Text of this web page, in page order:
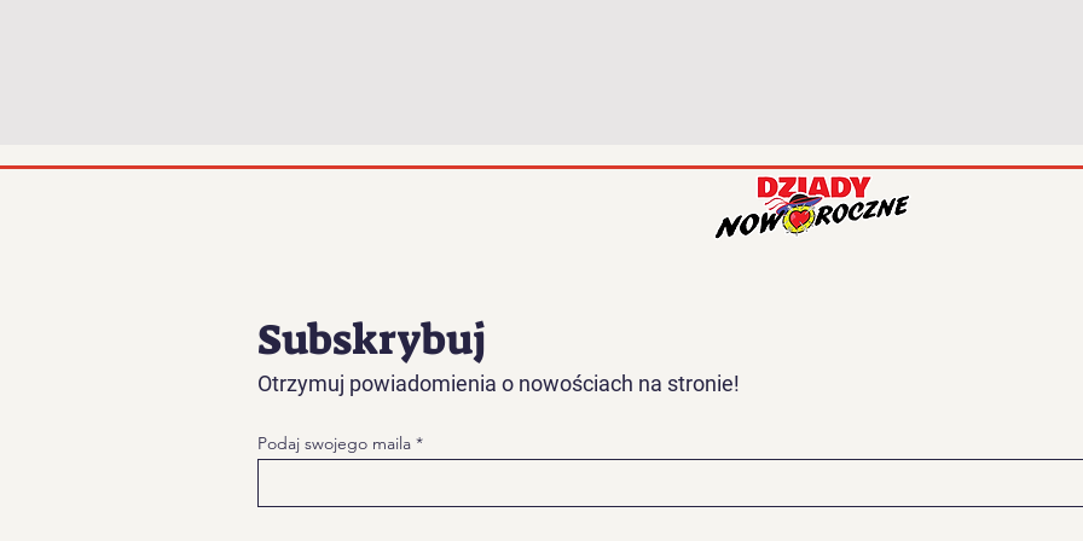
Subskrybuj
Otrzymuj powiadomienia o nowościach na stronie!
Podaj swojego maila